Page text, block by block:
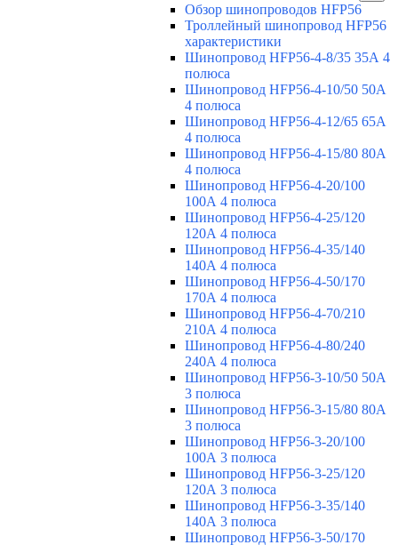
Обзор шинопроводов HFP56
Троллейный шинопровод HFP56
характеристики
Шинопровод HFP56-4-8/35 35А 4
полюса
Шинопровод HFP56-4-10/50 50А
4 полюса
Шинопровод HFP56-4-12/65 65А
4 полюса
Шинопровод HFP56-4-15/80 80А
4 полюса
Шинопровод HFP56-4-20/100
100А 4 полюса
Шинопровод HFP56-4-25/120
120А 4 полюса
Шинопровод HFP56-4-35/140
140А 4 полюса
Шинопровод HFP56-4-50/170
170А 4 полюса
Шинопровод HFP56-4-70/210
210А 4 полюса
Шинопровод HFP56-4-80/240
240А 4 полюса
Шинопровод HFP56-3-10/50 50А
3 полюса
Шинопровод HFP56-3-15/80 80А
3 полюса
Шинопровод HFP56-3-20/100
100А 3 полюса
Шинопровод HFP56-3-25/120
120А 3 полюса
Шинопровод HFP56-3-35/140
140А 3 полюса
Шинопровод HFP56-3-50/170